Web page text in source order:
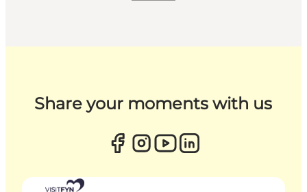
Share your moments with us